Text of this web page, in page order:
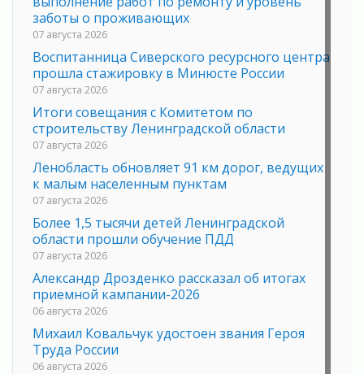
заботы о проживающих
07 августа 2026
Воспитанница Сиверского ресурсного центра
прошла стажировку в Минюсте России
07 августа 2026
Итоги совещания с Комитетом по
строительству Ленинградской области
07 августа 2026
Ленобласть обновляет 91 км дорог, ведущих
к малым населенным пунктам
07 августа 2026
Более 1,5 тысячи детей Ленинградской
области прошли обучение ПДД
07 августа 2026
Александр Дрозденко рассказал об итогах
приемной кампании-2026
06 августа 2026
Михаил Ковальчук удостоен звания Героя
Труда России
06 августа 2026